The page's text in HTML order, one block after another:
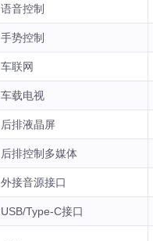
语音控制
手势控制
车联网
车载电视
后排液晶屏
后排控制多媒体
外接音源接口
USB/Type-C接口